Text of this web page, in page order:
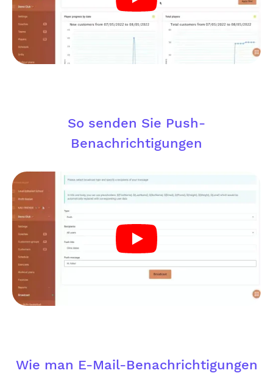
So senden Sie Push-
Benachrichtigungen
Wie man E-Mail-Benachrichtigungen